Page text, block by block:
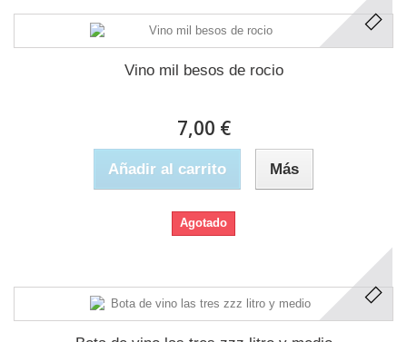
Vino mil besos de rocio
7,00 €
Añadir al carrito Más
Agotado